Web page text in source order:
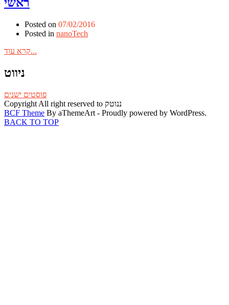
Posted on 07/02/2016
Posted in nanoTech
קרא עוד...
ניווט
פוסטים ישנים
Copyright All right reserved to ננוטק
BCF Theme By aThemeArt - Proudly powered by WordPress.
BACK TO TOP